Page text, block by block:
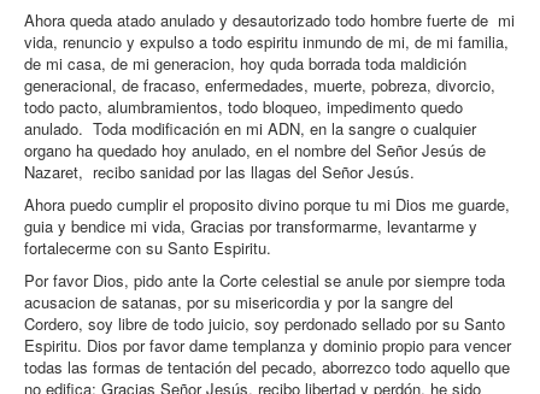
Ahora queda atado anulado y desautorizado todo hombre fuerte de mi
vida, renuncio y expulso a todo espiritu inmundo de mi, de mi familia,
de mi casa, de mi generacion, hoy quda borrada toda maldición
generacional, de fracaso, enfermedades, muerte, pobreza, divorcio,
todo pacto, alumbramientos, todo bloqueo, impedimento quedo
anulado. Toda modificación en mi ADN, en la sangre o cualquier
organo ha quedado hoy anulado, en el nombre del Señor Jesús de
Nazaret, recibo sanidad por las llagas del Señor Jesús.
Ahora puedo cumplir el proposito divino porque tu mi Dios me guarde,
guia y bendice mi vida, Gracias por transformarme, levantarme y
fortalecerme con su Santo Espiritu.
Por favor Dios, pido ante la Corte celestial se anule por siempre toda
acusacion de satanas, por su misericordia y por la sangre del
Cordero, soy libre de todo juicio, soy perdonado sellado por su Santo
Espiritu. Dios por favor dame templanza y dominio propio para vencer
todas las formas de tentación del pecado, aborrezco todo aquello que
no edifica; Gracias Señor Jesús, recibo libertad y perdón, he sido